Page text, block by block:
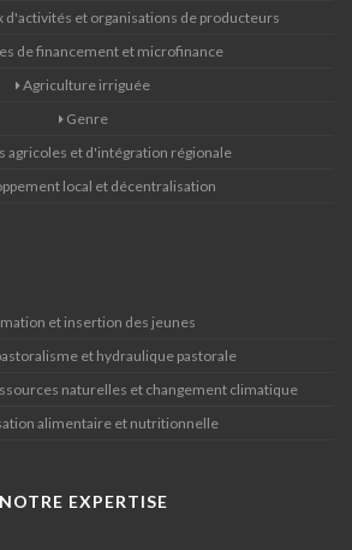
d'activités et organisations de producteurs
de financement et microfinance
Agriculture irriguée
Genre
agricoles et d'intégration régionale
local et décentralisation
et insertion des jeunes
et hydraulique pastorale
naturelles et changement climatique
alimentaire et nutritionnelle
NOTRE EXPERTISE